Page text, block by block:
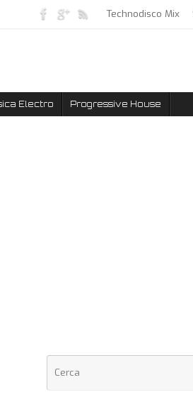
Technodisco Mix
Electro Progressive House